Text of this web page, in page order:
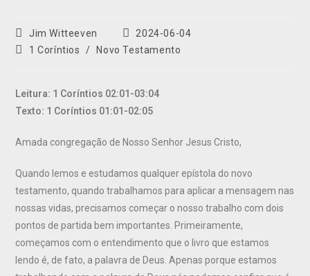
Jim Witteeven
2024-06-04
1 Coríntios
/ Novo Testamento
Leitura: 1 Coríntios 02:01-03:04
Texto: 1 Coríntios 01:01-02:05
Amada congregação de Nosso Senhor Jesus Cristo,
Quando lemos e estudamos qualquer epístola do novo
testamento, quando trabalhamos para aplicar a mensagem nas
nossas vidas, precisamos começar o nosso trabalho com dois
pontos de partida bem importantes. Primeiramente,
começamos com o entendimento que o livro que estamos
lendo é, de fato, a palavra de Deus. Apenas porque estamos